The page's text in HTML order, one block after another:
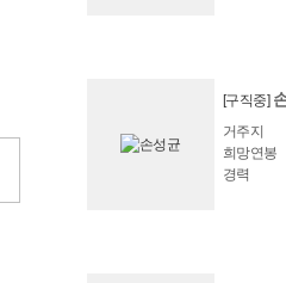
[구직중]
거주지
희망연봉
경력